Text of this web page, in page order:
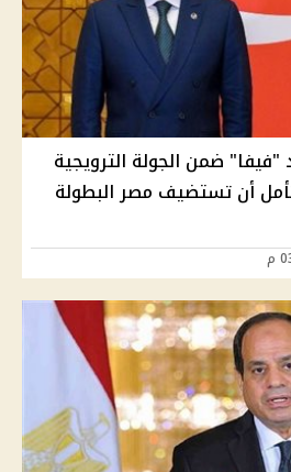
ضمن الجولة الترويجية
أن تستضيف مصر البطولة